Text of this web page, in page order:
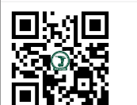
Máy khoan Bosch
GSB 16RE (750W)
Giá:1850000